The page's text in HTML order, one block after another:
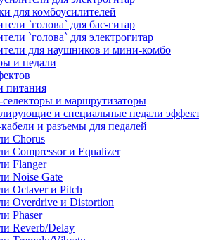
для комбоусилителей
`голова` для бас-гитар
`голова` для электрогитар
для наушников и мини-комбо
и педали
питания
и маршрутизаторы
и специальные педали
и разъемы для педалей
Chorus
Compressor и Equalizer
Flanger
Noise Gate
Octaver и Pitch
Overdrive и Distortion
Phaser
Reverb/Delay